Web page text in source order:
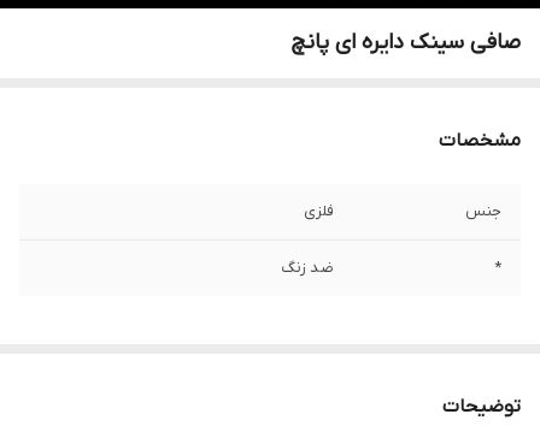
صافی سینک دایره ای پانچ
مشخصات
جنس فلزی
* ضد زنگ
توضیحات